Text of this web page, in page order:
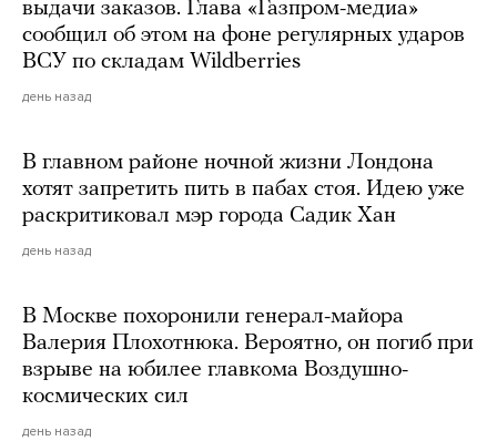
выдачи заказов. Глава «Газпром-медиа»
сообщил об этом на фоне регулярных ударов
ВСУ по складам Wildberries
день назад
В главном районе ночной жизни Лондона
хотят запретить пить в пабах стоя. Идею уже
раскритиковал мэр города Садик Хан
день назад
В Москве похоронили генерал-майора
Валерия Плохотнюка. Вероятно, он погиб при
взрыве на юбилее главкома Воздушно-
космических сил
день назад